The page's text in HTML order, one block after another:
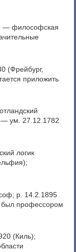
— философская
(Фрейбург,
приложить
ум. 27.12.1782
логик
p. 14.2.1895
профессором
(Киль);